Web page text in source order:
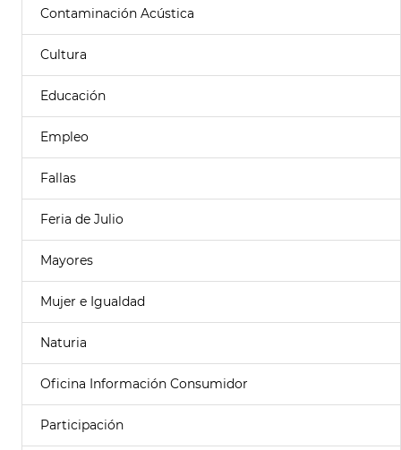
Contaminación Acústica
Cultura
Educación
Empleo
Fallas
Feria de Julio
Mayores
Mujer e Igualdad
Naturia
Oficina Información Consumidor
Participación